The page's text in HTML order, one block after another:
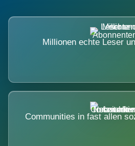
Millionen echte Leser
Communities in fast allen